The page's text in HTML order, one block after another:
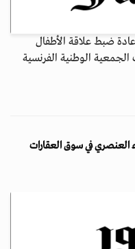
ضبط علاقة الأطفال
الوطنية الفرنسية
في سوق العقارات